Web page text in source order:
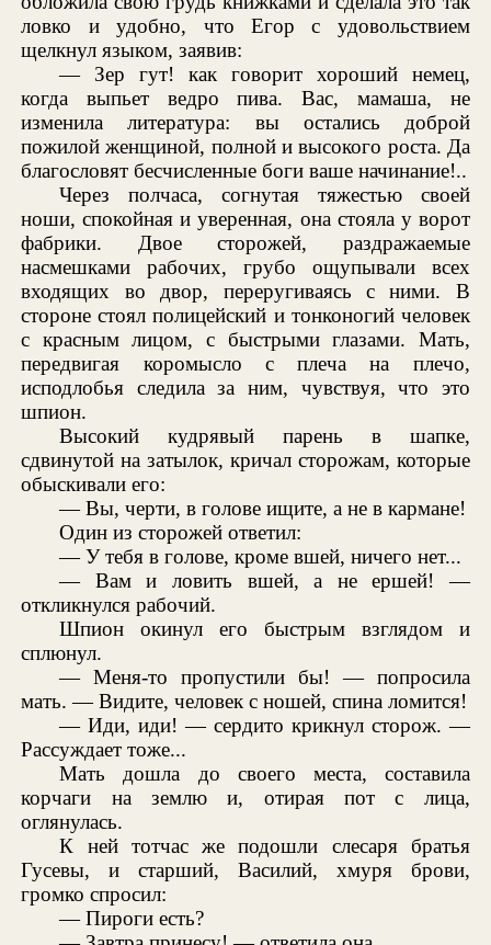
ловко и удобно, что Егор с удовольствием
щелкнул языком, заявив:
— Зер гут! как говорит хороший немец,
когда выпьет ведро пива. Вас, мамаша, не
изменила литература: вы остались доброй
пожилой женщиной, полной и высокого роста. Да
благословят бесчисленные боги ваше начинание!..
Через полчаса, согнутая тяжестью своей
ноши, спокойная и уверенная, она стояла у ворот
фабрики. Двое сторожей, раздражаемые
насмешками рабочих, грубо ощупывали всех
входящих во двор, переругиваясь с ними. В
стороне стоял полицейский и тонконогий человек
с красным лицом, с быстрыми глазами. Мать,
передвигая коромысло с плеча на плечо,
исподлобья следила за ним, чувствуя, что это
шпион.
Высокий кудрявый парень в шапке,
сдвинутой на затылок, кричал сторожам, которые
обыскивали его:
— Вы, черти, в голове ищите, а не в кармане!
Один из сторожей ответил:
— У тебя в голове, кроме вшей, ничего нет...
— Вам и ловить вшей, а не ершей! —
откликнулся рабочий.
Шпион окинул его быстрым взглядом и
сплюнул.
— Меня-то пропустили бы! — попросила
мать. — Видите, человек с ношей, спина ломится!
— Иди, иди! — сердито крикнул сторож. —
Рассуждает тоже...
Мать дошла до своего места, составила
корчаги на землю и, отирая пот с лица,
оглянулась.
К ней тотчас же подошли слесаря братья
Гусевы, и старший, Василий, хмуря брови,
громко спросил:
— Пироги есть?